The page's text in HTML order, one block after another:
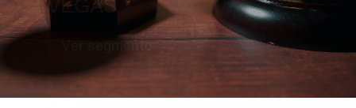
FUTURO DE SU FAMILIA